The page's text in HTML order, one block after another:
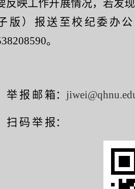
反映工作开展情况，若发
版 ） 报送至校纪委办
。
举 报 邮 箱：
扫 码 举 报：